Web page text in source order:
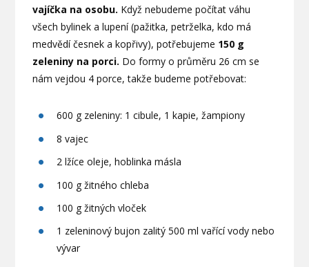
vajíčka na osobu. Když nebudeme počítat váhu
všech bylinek a lupení (pažitka, petrželka, kdo má
medvědí česnek a kopřivy), potřebujeme 150 g
zeleniny na porci. Do formy o průměru 26 cm se
nám vejdou 4 porce, takže budeme potřebovat:
600 g zeleniny: 1 cibule, 1 kapie, žampiony
8 vajec
2 lžíce oleje, hoblinka másla
100 g žitného chleba
100 g žitných vloček
1 zeleninový bujon zalitý 500 ml vařící vody nebo
vývar